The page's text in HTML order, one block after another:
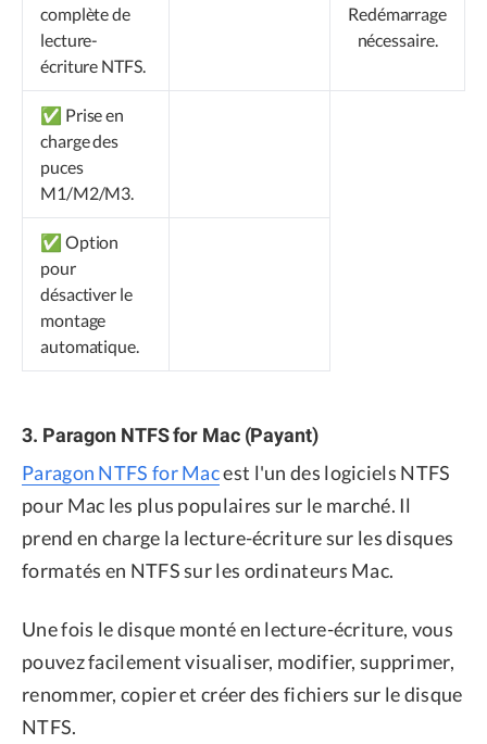
complète de
lecture-
écriture NTFS.
Redémarrage
nécessaire.
✅ Prise en
charge des
puces
M1/M2/M3.
✅ Option
pour
désactiver le
montage
automatique.
3. Paragon NTFS for Mac (Payant)
Paragon NTFS for Macest l'un des logiciels NTFS
pour Mac les plus populaires sur le marché. Il
prend en charge la lecture-écriture sur les disques
formatés en NTFS sur les ordinateurs Mac.
Une fois le disque monté en lecture-écriture, vous
pouvez facilement visualiser, modifier, supprimer,
renommer, copier et créer des fichiers sur le disque
NTFS.